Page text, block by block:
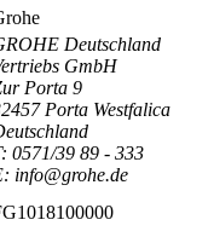
Deutschland
GmbH
Porta 9
Porta Westfalica
0571/39 89 - 333
info@grohe.de